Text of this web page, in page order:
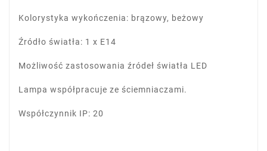
Kolorystyka wykończenia: brązowy, beżowy
Źródło światła: 1 x E14
Możliwość zastosowania źródeł światła LED
Lampa współpracuje ze ściemniaczami.
Współczynnik IP: 20